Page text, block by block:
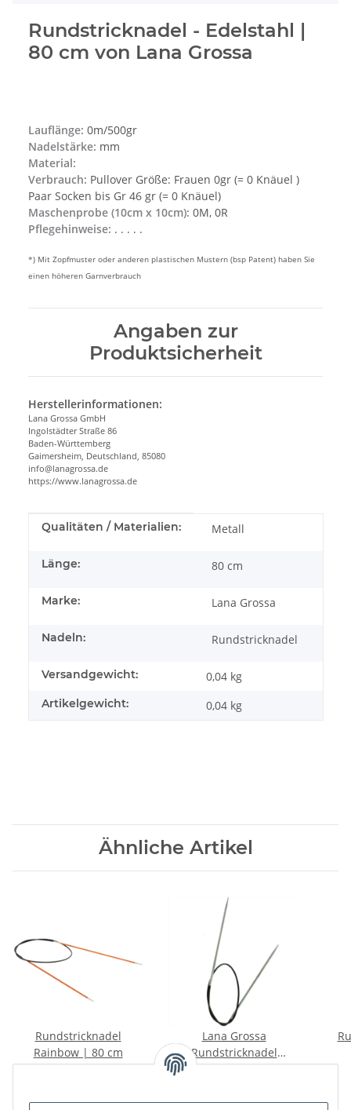
Rundstricknadel - Edelstahl |
80 cm von Lana Grossa
Lauflänge: 0m/500gr
Nadelstärke: mm
Material:
Verbrauch: Pullover Größe: Frauen 0gr (= 0 Knäuel )
Paar Socken bis Gr 46 gr (= 0 Knäuel)
Maschenprobe (10cm x 10cm): 0M, 0R
Pflegehinweise: . . . . .
*) Mit Zopfmuster oder anderen plastischen Mustern (bsp Patent) haben Sie
einen höheren Garnverbrauch
Angaben zur
Produktsicherheit
Herstellerinformationen:
Lana Grossa GmbH
Ingolstädter Straße 86
Baden-Württemberg
Gaimersheim, Deutschland, 85080
info@lanagrossa.de
https://www.lanagrossa.de
Produkteigenschaft
Wert
Qualitäten / Materialien: Metall
Länge: 80 cm
Marke: Lana Grossa
Nadeln: Rundstricknadel
Versandgewicht: 0,04 kg
Artikelgewicht: 0,04 kg
Ähnliche Artikel
Rundstricknadel
Rainbow | 80 cm
5,95 € -6,50 €*
Lana Grossa
Rundstricknadel
Messing | 80 cm
6,50 € -11,95 €*